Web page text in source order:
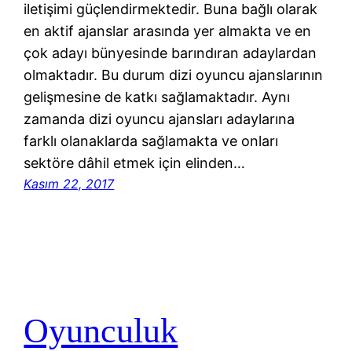
iletişimi güçlendirmektedir. Buna bağlı olarak
en aktif ajanslar arasında yer almakta ve en
çok adayı bünyesinde barındıran adaylardan
olmaktadır. Bu durum dizi oyuncu ajanslarının
gelişmesine de katkı sağlamaktadır. Aynı
zamanda dizi oyuncu ajansları adaylarına
farklı olanaklarda sağlamakta ve onları
sektöre dâhil etmek için elinden…
Kasım 22, 2017
Oyunculuk